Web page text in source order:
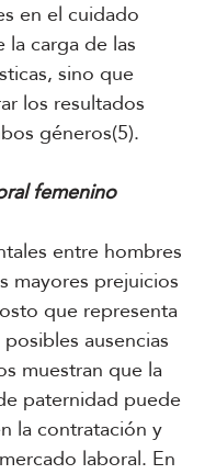
en el cuidado
carga de las
sino que
los resultados
géneros(5).
femenino
entre hombres
mayores prejuicios
que representa
ausencias
muestran que la
paternidad puede
la contratación y
laboral. En